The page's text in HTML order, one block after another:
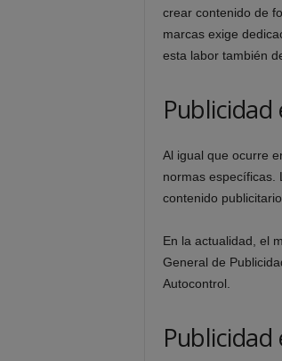
crear contenido de
marcas exige
esta labor también
Publicidad
Al igual que ocurre
normas específicas.
contenido
En la actualidad, el
General de
Autocontrol.